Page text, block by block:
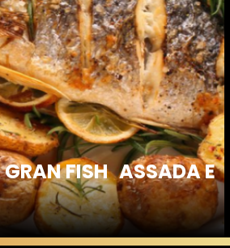
FISH ASSADA E